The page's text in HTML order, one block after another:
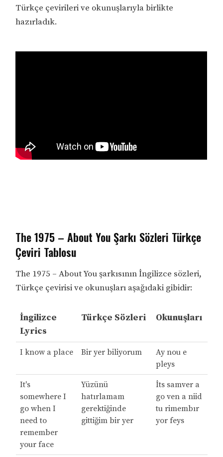
Türkçe çevirileri ve okunuşlarıyla birlikte
hazırladık.
The 1975 – About You Şarkı Sözleri Türkçe
Çeviri Tablosu
The 1975 – About You şarkısının İngilizce sözleri,
Türkçe çevirisi ve okunuşları aşağıdaki gibidir:
İngilizce
Lyrics
Türkçe Sözleri Okunuşları
I know a place Bir yer biliyorum
Ay nou e
pleys
It's
somewhere I
go when I
need to
remember
your face
Yüzünü
hatırlamam
gerektiğinde
gittiğim bir yer
İts samver a
go ven a niid
tu rimembır
yor feys